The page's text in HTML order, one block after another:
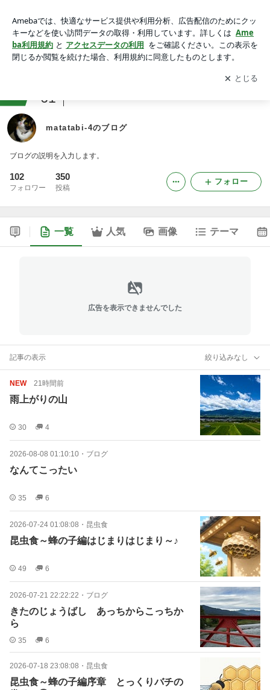
アプリをダウンロードして ブログの更新通知
を受け取りまし
ょう。
開く
61
matatabi-4のブログ
ブログの説明を入力します。
102
フォロワー
350
投稿
フォロー
一覧 人気 画像 テーマ
広告を表示できませんでした
記事の表示 絞り込みなし
NEW 21時間前
雨上がりの山
30 4
2026-08-08 01:10:10 ・ ブログ
なんてこったい
35 6
2026-07-24 01:08:08 ・ 昆虫食
昆虫食～蜂の子編はじまりはじまり～♪
49 6
2026-07-21 22:22:22 ・ ブログ
きたのじょうばし あっちからこっちか
ら
35 6
2026-07-18 23:08:08 ・ 昆虫食
昆虫食～蜂の子編序章 とっくりバチの